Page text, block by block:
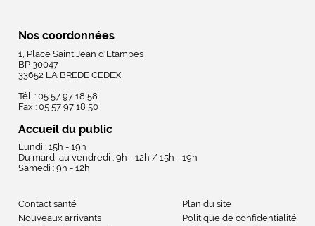
Nos coordonnées
1, Place Saint Jean d'Etampes
BP 30047
33652 LA BREDE CEDEX
Tél. : 05 57 97 18 58
Fax : 05 57 97 18 50
Accueil du public
Lundi : 15h - 19h
Du mardi au vendredi : 9h - 12h / 15h - 19h
Samedi : 9h - 12h
Contact santé
Nouveaux arrivants
Plan du site
Politique de confidentialité